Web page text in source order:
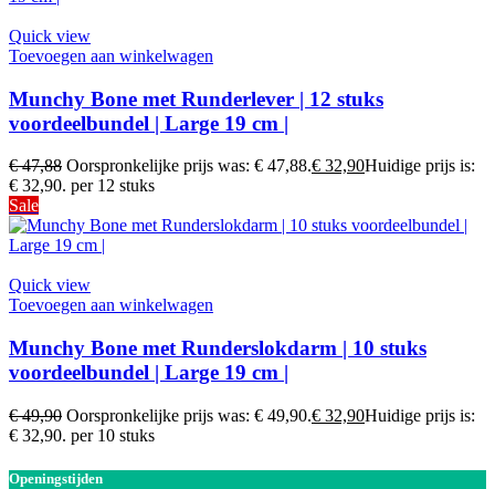
Quick view
Toevoegen aan winkelwagen
Munchy Bone met Runderlever | 12 stuks
voordeelbundel | Large 19 cm |
€47,88 Oorspronkelijke prijs was: € 47,88.€ 32,90Huidige prijs is:
€ 32,90. per 12 stuks
Sale
Quick view
Toevoegen aan winkelwagen
Munchy Bone met Runderslokdarm | 10 stuks
voordeelbundel | Large 19 cm |
€49,90 Oorspronkelijke prijs was: € 49,90.€ 32,90Huidige prijs is:
€ 32,90. per 10 stuks
Openingstijden